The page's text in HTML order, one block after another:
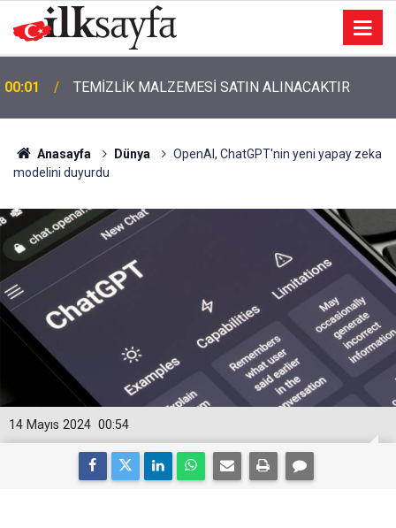
00:01 TEMİZLİK MALZEMESİ SATIN ALINACAKTIR
Anasayfa Dünya
OpenAI, ChatGPT'nin yeni yapay zeka
modelini duyurdu
00:54
14 Mayıs 2024